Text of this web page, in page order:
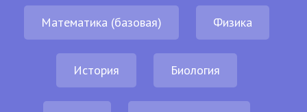
Математика (базовая) Физика
История Биология